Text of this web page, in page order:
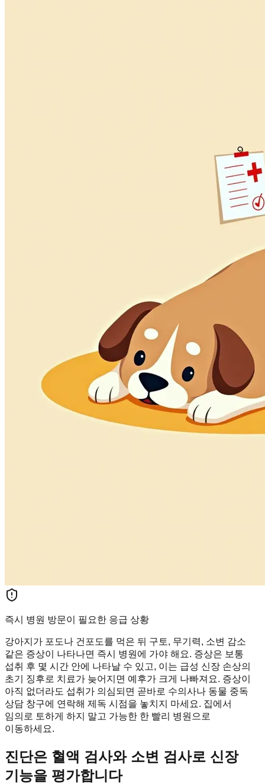
즉시 병원 방문이 필요한 응급 상황
강아지가 포도나 건포도를 먹은 뒤 구토, 무기력, 소변 감소
같은 증상이 나타나면 즉시 병원에 가야 해요. 증상은 보통
섭취 후 몇 시간 안에 나타날 수 있고, 이는 급성 신장 손상의
초기 징후로 치료가 늦어지면 예후가 크게 나빠져요. 증상이
아직 없더라도 섭취가 의심되면 곧바로 수의사나 동물 중독
상담 창구에 연락해 제독 시점을 놓치지 마세요. 집에서
임의로 토하게 하지 말고 가능한 한 빨리 병원으로
이동하세요.
진단은 혈액 검사와 소변 검사로 신장
기능을 평가합니다